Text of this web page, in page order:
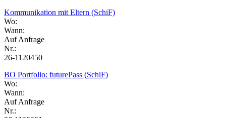
Kommunikation mit Eltern (SchiF)
Wo:
Wann:
Auf Anfrage
Nr.:
26-1120450
BO Portfolio: futurePass (SchiF)
Wo:
Wann:
Auf Anfrage
Nr.: